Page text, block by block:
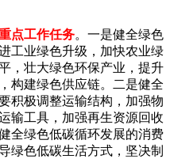
点工作任务。一是健全绿色
工业绿色升级，加快农业绿
，壮大绿色环保产业，提升
构建绿色供应链。二是健全
积极调整运输结构，加强物
输工具，加强再生资源回收
全绿色低碳循环发展的消费
绿色低碳生活方式，坚决制